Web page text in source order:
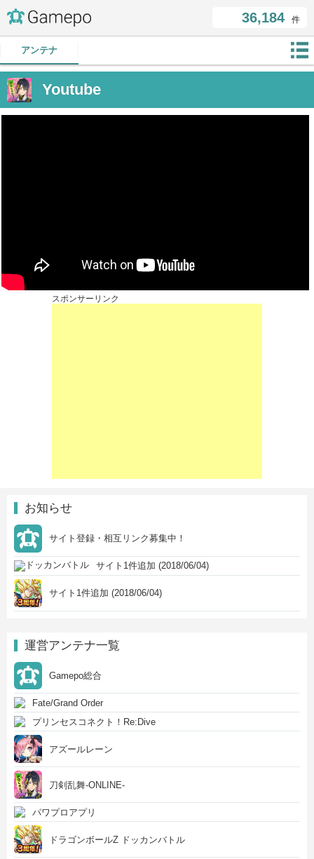
36,184 件
アンテナ
Youtube
スポンサーリンク
お知らせ
サイト登録・相互リンク募集中！
サイト1件追加 (2018/06/04)
サイト1件追加 (2018/06/04)
運営アンテナ一覧
Gamepo総合
Fate/Grand Order
プリンセスコネクト！Re:Dive
アズールレーン
刀剣乱舞-ONLINE-
パワプロアプリ
ドラゴンボールZ ドッカンバトル